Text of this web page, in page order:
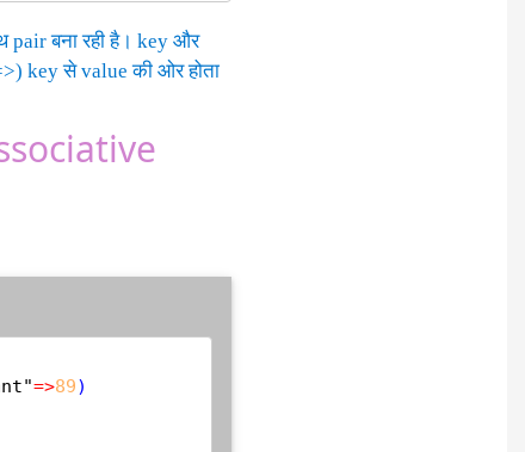
बना रही है। key और
key से value की ओर होता
=>89